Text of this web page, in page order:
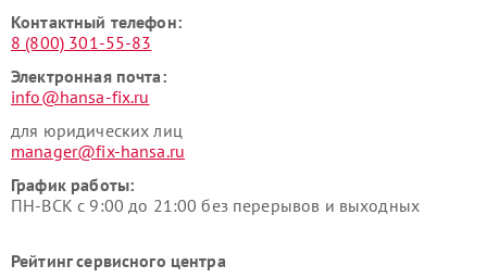
Контактный телефон:
8 (800) 301-55-83
Электронная почта:
info@hansa-fix.ru
для юридических лиц
manager@fix-hansa.ru
График работы:
ПН-ВСК с 9:00 до 21:00 без перерывов и выходных
Рейтинг сервисного центра